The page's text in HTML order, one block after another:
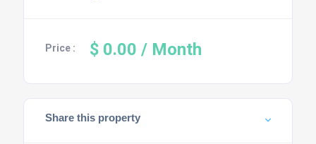
Price : $ 0.00 / Month
Share this property